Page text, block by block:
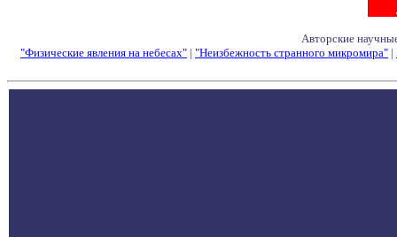
Авторские
"Физические явления на небесах" | "Неизбежность странного микромира" |